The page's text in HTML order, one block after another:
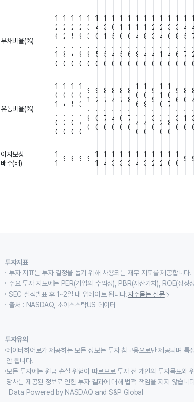
부채비율(%)
1
2
6
.
1
0
1
2
2
.
8
0
1
2
5
.
4
0
1
2
9
.
9
0
1
3
3
.
9
0
1
4
0
.
5
0
1
3
1
.
5
0
1
0
5
.
4
0
1
1
0
.
5
0
1
1
0
.
6
0
1
1
4
.
9
0
1
1
8
.
4
0
1
2
3
.
4
0
1
2
4
.
1
0
1
3
0
.
4
0
1
3
8
.
6
0
1
4
5
.
7
0
1
4
7
.
2
0
유동비율(%)
1
0
1
.
0
0
1
0
4
.
2
0
1
0
5
.
0
0
1
0
3
.
4
0
9
1
.
9
0
9
2
.
0
0
8
7
.
7
0
8
4
.
4
0
8
7
.
0
0
8
8
.
7
0
1
0
6
.
4
0
1
0
9
.
4
0
9
9
.
3
0
1
1
0
.
2
0
1
0
7
.
8
0
9
6
.
3
0
8
0
.
1
0
8
4
.
3
0
이자보상
배수(배)
1
1
9 8 9 9
1
1
1
4
1
3
1
3
1
3
1
4
1
3
1
2
1
2
1
0
1
0
9 9
투자지표
투자 지표는 투자 결정을 돕기 위해 사용되는 재무 지표를 제공합니다.
주요 투자 지표에는 PER(기업의 수익성), PBR(자산가치), ROE(성장
SEC 실적발표 후 1~2일 내 업데이트 됩니다.자주묻는 질문
출처 : NASDAQ, 초이스스탁US 데이터
투자유의
데이터히어로가 제공하는 모든 정보는 투자 참고용으로만 제공되며
안 됩니다.
모든 투자에는 원금 손실 위험이 따르므로 투자 전 개인의 투자목표와
당사는 제공된 정보로 인한 투자 결과에 대해 법적 책임을 지지 않습니
Data Powered by NASDAQ and S&P Global